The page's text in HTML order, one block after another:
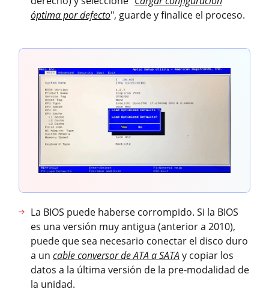
óptima por defecto", guarde y finalice el proceso.
La BIOS puede haberse corrompido. Si la BIOS
es una versión muy antigua (anterior a 2010),
puede que sea necesario conectar el disco duro
a un cable conversor de ATA a SATA y copiar los
datos a la última versión de la pre-modalidad de
la unidad.